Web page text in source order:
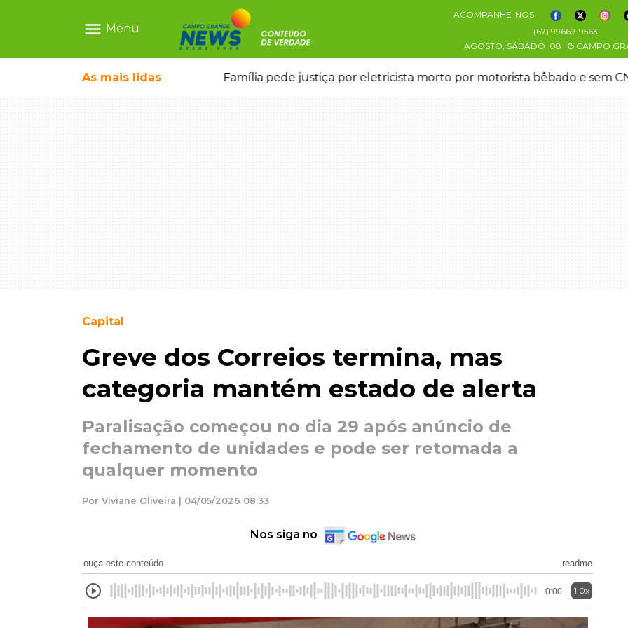
menu Menu
ACOMPANHE-NOS
(67) 99669-9563
AGOSTO, SÁBADO 08 CAMPO
As mais lidas
e morre a caminho do hospital Família pede justiça por eletricista morto por motorista bêbado e sem
Capital
Greve dos Correios termina, mas
categoria mantém estado de alerta
Paralisação começou no dia 29 após anúncio de
fechamento de unidades e pode ser retomada a
qualquer momento
Por Viviane Oliveira | 04/05/2026 08:33
Nos siga no
ouça este conteúdo readme
0:00 1.0x